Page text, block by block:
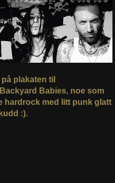
plakaten til
Babies, noe som
hardrock med litt punk glatt
:).